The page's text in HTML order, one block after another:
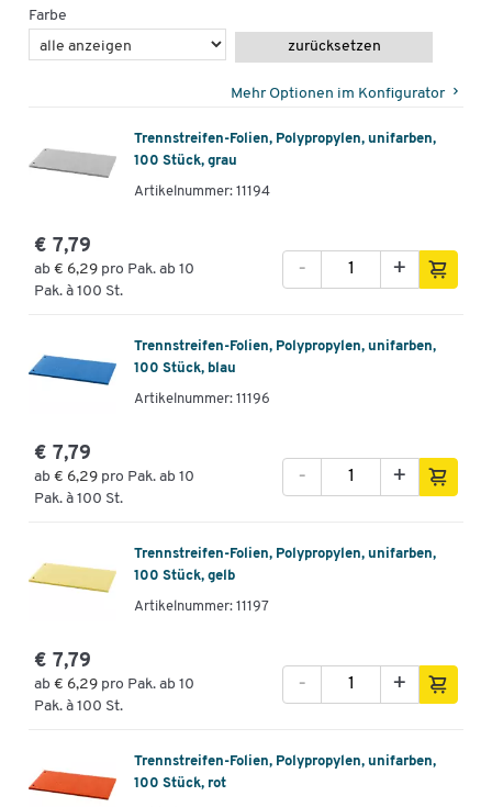
Farbe
zurücksetzen
Mehr Optionen im Konfigurator
Trennstreifen-Folien, Polypropylen, unifarben,
100 Stück, grau
Artikelnummer: 11194
€ 7,79
ab € 6,29 pro Pak. ab 10
Pak. à 100 St.
+
-
Trennstreifen-Folien, Polypropylen, unifarben,
100 Stück, blau
Artikelnummer: 11196
€ 7,79
ab € 6,29 pro Pak. ab 10
Pak. à 100 St.
+
-
Trennstreifen-Folien, Polypropylen, unifarben,
100 Stück, gelb
Artikelnummer: 11197
€ 7,79
ab € 6,29 pro Pak. ab 10
Pak. à 100 St.
+
-
Trennstreifen-Folien, Polypropylen, unifarben,
100 Stück, rot